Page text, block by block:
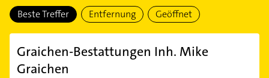
Beste Treffer Entfernung Geöffnet
Graichen-Bestattungen Inh. Mike
Graichen